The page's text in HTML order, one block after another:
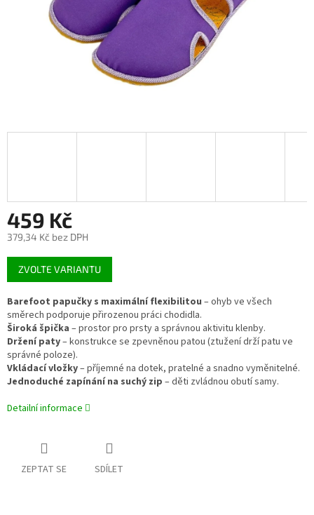
459 Kč
379,34 Kč bez DPH
Měrná
cena:
ZVOLTE VARIANTU
Barefoot papučky s maximální flexibilitou – ohyb ve všech
směrech podporuje přirozenou práci chodidla.
Široká špička – prostor pro prsty a správnou aktivitu klenby.
Držení paty– konstrukce se zpevněnou patou (ztužení drží patu ve
správné poloze).
Vkládací vložky– příjemné na dotek, pratelné a snadno vyměnitelné.
Jednoduché zapínání na suchý zip – děti zvládnou obutí samy.
Detailní informace
ZEPTAT SE SDÍLET